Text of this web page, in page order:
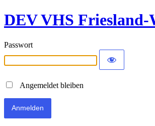
DEV VHS
Passwort
Angemeldet bleiben